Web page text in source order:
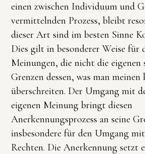
einen zwischen Individuum und
vermittelnden Prozess, bleibt
dieser Art sind im besten Sinne
Dies gilt in besonderer Weise für
Meinungen, die nicht die eigenen
Grenzen dessen, was man meinen
überschreiten. Der Umgang mit
eigenen Meinung bringt diesen
Anerkennungsprozess an seine
insbesondere für den Umgang
Rechten. Die Anerkennung setzt